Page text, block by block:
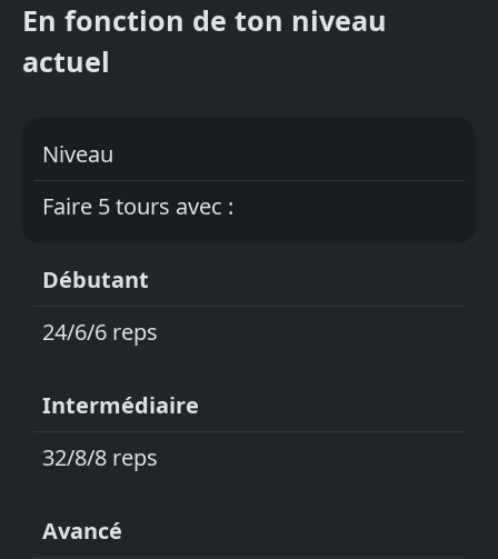
En fonction de ton niveau
actuel
Niveau
Faire 5 tours avec :
Débutant
24/6/6 reps
Intermédiaire
32/8/8 reps
Avancé